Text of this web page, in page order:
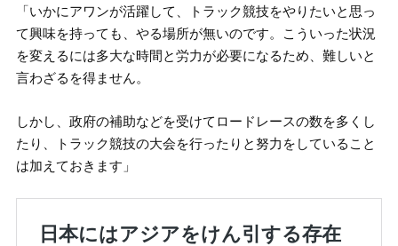
「いかにアワンが活躍して、トラック競技をやりたいと思っ
て興味を持っても、やる場所が無いのです。こういった状況
を変えるには多大な時間と労力が必要になるため、難しいと
言わざるを得ません。
しかし、政府の補助などを受けてロードレースの数を多くし
たり、トラック競技の大会を行ったりと努力をしていること
は加えておきます」